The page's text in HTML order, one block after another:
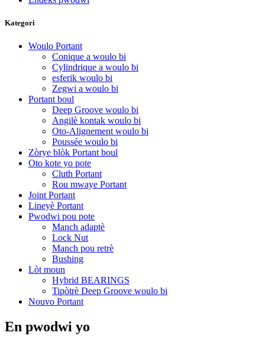
Kategori
Woulo Portant
Conique a woulo bi
Cylindrique a woulo bi
esferik woulo bi
Zegwi a woulo bi
Portant boul
Deep Groove woulo bi
Angilè kontak woulo bi
Oto-Alignement woulo bi
Poussée woulo bi
Zòrye blòk Portant boul
Oto kote yo pote
Cluth Portant
Rou mwaye Portant
Joint Portant
Lineyè Portant
Pwodwi pou pote
Manch adaptè
Lock Nut
Manch pou retrè
Bushing
Lòt moun
Hybrid BEARINGS
Tipòtrè Deep Groove woulo bi
Nouvo Portant
En pwodwi yo